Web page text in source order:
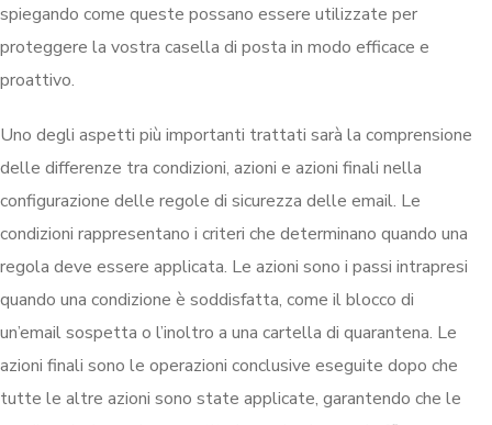
spiegando come queste possano essere utilizzate per
proteggere la vostra casella di posta in modo efficace e
proattivo.
Uno degli aspetti più importanti trattati sarà la comprensione
delle differenze tra condizioni, azioni e azioni finali nella
configurazione delle regole di sicurezza delle email. Le
condizioni rappresentano i criteri che determinano quando una
regola deve essere applicata. Le azioni sono i passi intrapresi
quando una condizione è soddisfatta, come il blocco di
un’email sospetta o l’inoltro a una cartella di quarantena. Le
azioni finali sono le operazioni conclusive eseguite dopo che
tutte le altre azioni sono state applicate, garantendo che le